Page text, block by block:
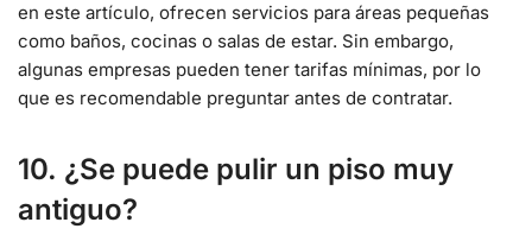
en este artículo, ofrecen servicios para áreas pequeñas
como baños, cocinas o salas de estar. Sin embargo,
algunas empresas pueden tener tarifas mínimas, por lo
que es recomendable preguntar antes de contratar.
10. ¿Se puede pulir un piso muy
antiguo?